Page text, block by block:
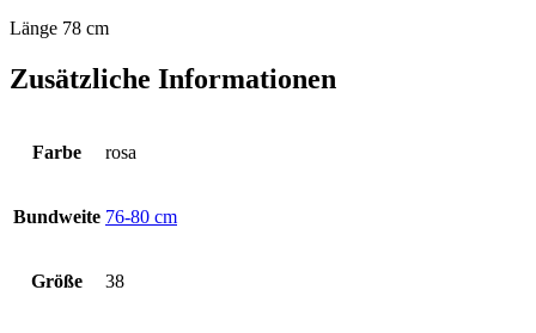
Länge 78 cm
Zusätzliche Informationen
Farbe rosa
Bundweite 76-80 cm
Größe 38